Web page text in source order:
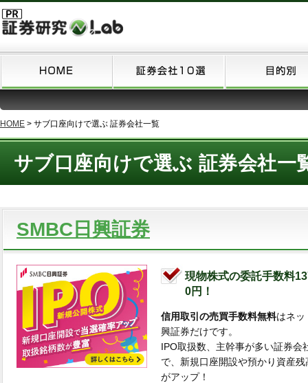
HOME > サブ口座向けで選ぶ 証券会社一覧
サブ口座向けで選ぶ 証券会社一
SMBC日興証券
現物株式の委託手数料
0円！
信用取引の売買手数料無料はネッ
興証券だけです。
IPO取扱数、主幹事が多い証券会
で、新規口座開設や預かり資産
がアップ！